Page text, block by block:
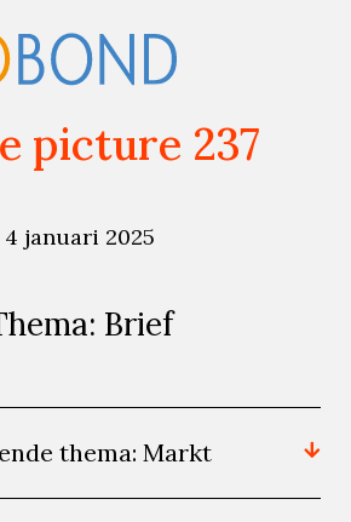
picture 237
4 januari 2025
Brief
thema: Markt